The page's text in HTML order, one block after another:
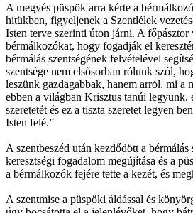
A megyés püspök arra kérte a
hitükben, figyeljenek a Szentlélek
Isten terve szerinti úton járni. A főpásztor
bérmálkozókat, hogy fogadják el
bérmálás szentségének felvételével
szentsége nem elsősorban rólunk szól,
leszünk gazdagabbak, hanem arról, mi a
ebben a világban Krisztus tanúi legyünk,
szeretetét és ez a tiszta szeretet legyen
Isten felé.”
A szentbeszéd után kezdődött a bérmálás
keresztségi fogadalom megújítása és a
a bérmálkozók fejére tette a kezét, és
A szentmise a püspöki áldással és